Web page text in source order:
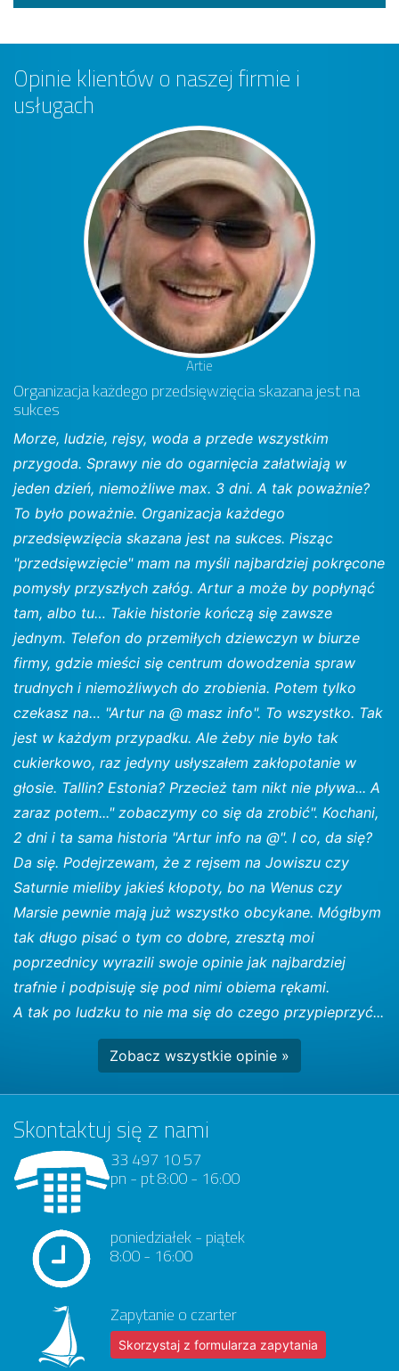
Opinie klientów o naszej firmie i
usługach
Artie
Organizacja każdego przedsięwzięcia skazana jest na
sukces
Morze, ludzie, rejsy, woda a przede wszystkim
przygoda. Sprawy nie do ogarnięcia załatwiają w
jeden dzień, niemożliwe max. 3 dni. A tak poważnie?
To było poważnie. Organizacja każdego
przedsięwzięcia skazana jest na sukces. Pisząc
"przedsięwzięcie" mam na myśli najbardziej pokręcone
pomysły przyszłych załóg. Artur a może by popłynąć
tam, albo tu… Takie historie kończą się zawsze
jednym. Telefon do przemiłych dziewczyn w biurze
firmy, gdzie mieści się centrum dowodzenia spraw
trudnych i niemożliwych do zrobienia. Potem tylko
czekasz na… "Artur na @ masz info". To wszystko. Tak
jest w każdym przypadku. Ale żeby nie było tak
cukierkowo, raz jedyny usłyszałem zakłopotanie w
głosie. Tallin? Estonia? Przecież tam nikt nie pływa... A
zaraz potem..." zobaczymy co się da zrobić". Kochani,
2 dni i ta sama historia "Artur info na @". I co, da się?
Da się. Podejrzewam, że z rejsem na Jowiszu czy
Saturnie mieliby jakieś kłopoty, bo na Wenus czy
Marsie pewnie mają już wszystko obcykane. Mógłbym
tak długo pisać o tym co dobre, zresztą moi
poprzednicy wyrazili swoje opinie jak najbardziej
trafnie i podpisuję się pod nimi obiema rękami.
A tak po ludzku to nie ma się do czego przypieprzyć...
Zobacz wszystkie opinie »
Skontaktuj się z nami
33 497 10 57
pn - pt 8:00 - 16:00
poniedziałek - piątek
8:00 - 16:00
Zapytanie o czarter
Skorzystaj z formularza zapytania